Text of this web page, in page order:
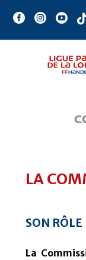
  
LA
SON RÔLE
La